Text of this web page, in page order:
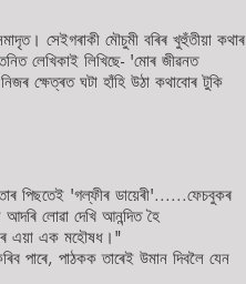
সেইগৰাকী মৌচুমী বৰিৰ খুহুঁতীয়া কথাৰ
লেখিকাই লিখিছে- 'মোৰ জীৱনত
ক্ষেত্ৰত ঘটা হাঁহি উঠা কথাবোৰ টুকি
পিছতেই 'গল্ফীৰ ডায়েৰী'......ফেচবুকৰ
লোৱা দেখি আনন্দিত হৈ
এয়া এক মহৌষধ।"
পাৰে, পাঠকক তাৰেই উমান দিবলৈ যেন